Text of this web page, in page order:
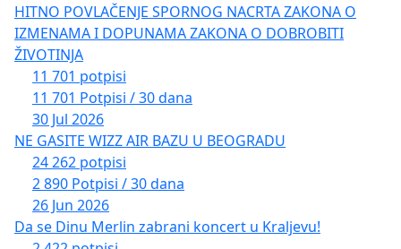
HITNO POVLAČENJE SPORNOG NACRTA ZAKONA O
IZMENAMA I DOPUNAMA ZAKONA O DOBROBITI
ŽIVOTINJA
11 701 potpisi
11 701 Potpisi / 30 dana
30 Jul 2026
NE GASITE WIZZ AIR BAZU U BEOGRADU
24 262 potpisi
2 890 Potpisi / 30 dana
26 Jun 2026
Da se Dinu Merlin zabrani koncert u Kraljevu!